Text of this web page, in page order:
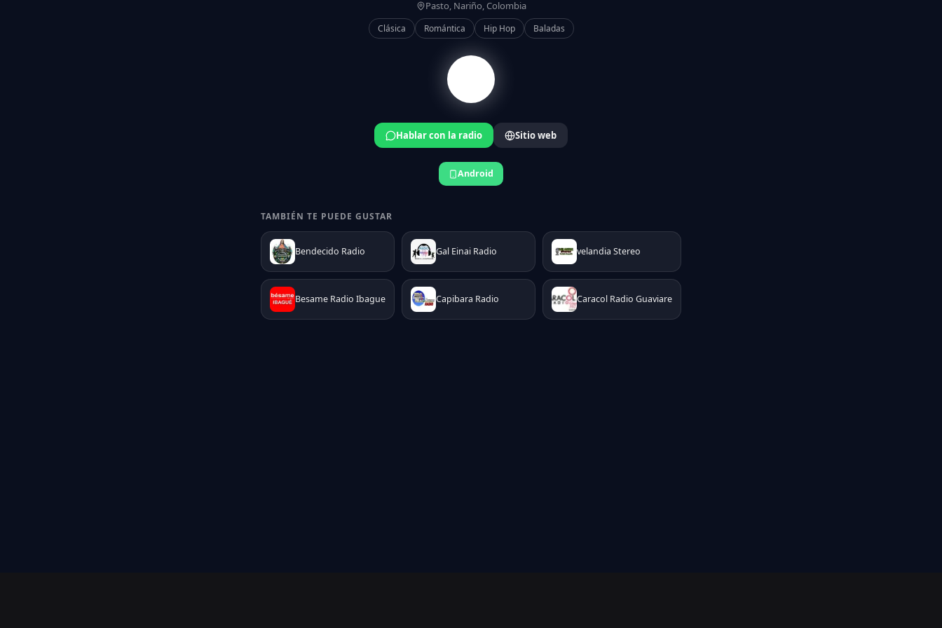
Pasto, Nariño, Colombia
Clásica Romántica Hip Hop Baladas
Hablar con la radio Sitio web
Android
TAMBIÉN TE PUEDE GUSTAR
Bendecido Radio Gal Einai Radio velandia Stereo
Besame Radio Ibague Capibara Radio Caracol Radio Guaviare